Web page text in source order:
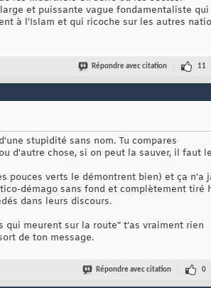
et puissante vague fondamentaliste qui
à l'Islam et qui ricoche sur les autres
Répondre avec citation 11
stupidité sans nom. Tu compares
d'autre chose, si on peut la sauver, il faut
pouces verts le démontrent bien) et ça n'a
démago sans fond et complètement tiré
dans leurs discours.
qui meurent sur la route" t'as vraiment rien
de ton message.
Répondre avec citation 0